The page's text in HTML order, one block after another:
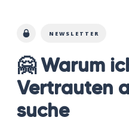
NEWSLETTER
🤗 Warum
Vertrauten
suche